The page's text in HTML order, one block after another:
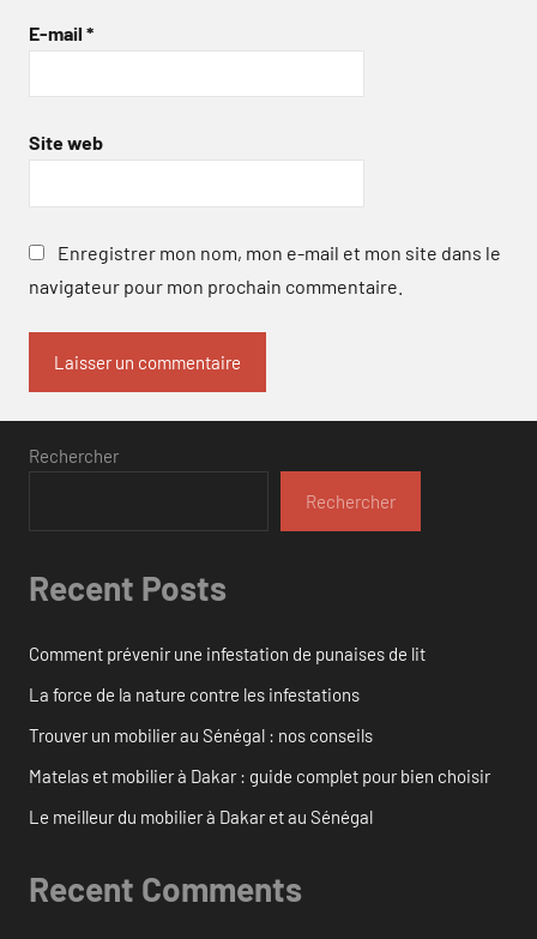
E-mail *
Site web
Enregistrer mon nom, mon e-mail et mon site dans le
navigateur pour mon prochain commentaire.
Rechercher
Rechercher
Recent Posts
Comment prévenir une infestation de punaises de lit
La force de la nature contre les infestations
Trouver un mobilier au Sénégal : nos conseils
Matelas et mobilier à Dakar : guide complet pour bien choisir
Le meilleur du mobilier à Dakar et au Sénégal
Recent Comments